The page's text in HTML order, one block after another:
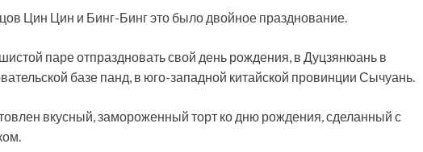
Цин Цин и Бинг-Бинг это было двойное празднование.
паре отпраздновать свой день рождения, в Дуцзянюань в
базе панд, в юго-западной китайской провинции Сычуань.
вкусный, замороженный торт ко дню рождения, сделанный с